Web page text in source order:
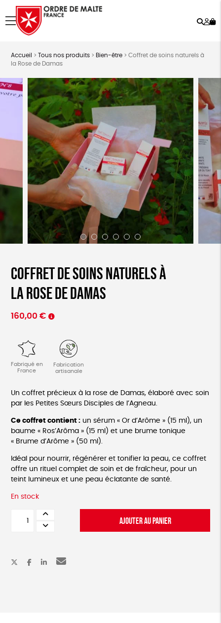
menu
Accueil > Tous nos produits> Bien-être> Coffret de soins naturels à
la Rose de Damas
Coffret de soins naturels à
la Rose de Damas
160,00 €
Fabriqué en
France
Fabrication
artisanale
Un coffret précieux à la rose de Damas, élaboré avec soin
par les Petites Sœurs Disciples de l’Agneau.
Ce coffret contient :un sérum « Or d’Arôme » (15 ml), un
baume « Ros’Arôma » (15 ml) et une brume tonique
« Brume d’Arôme » (50 ml).
Idéal pour nourrir, régénérer et tonifier la peau, ce coffret
offre un rituel complet de soin et de fraîcheur, pour un
teint lumineux et une peau éclatante de santé.
En stock
à
AJOUTER AU PANIER